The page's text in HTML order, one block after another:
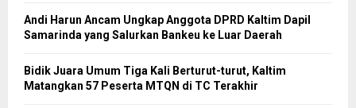
Andi Harun Ancam Ungkap Anggota DPRD Kaltim Dapil
Samarinda yang Salurkan Bankeu ke Luar Daerah
Bidik Juara Umum Tiga Kali Berturut-turut, Kaltim
Matangkan 57 Peserta MTQN di TC Terakhir